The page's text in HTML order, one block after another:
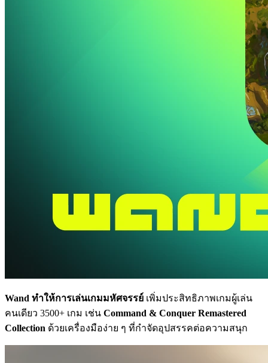
Wand ทำให้การเล่นเกมมหัศจรรย์ เพิ่มประสิทธิภาพเกมผู้เล่น
คนเดียว 3500+ เกม เช่น Command & Conquer Remastered
Collection ด้วยเครื่องมือง่าย ๆ ที่กำจัดอุปสรรคต่อความสนุก